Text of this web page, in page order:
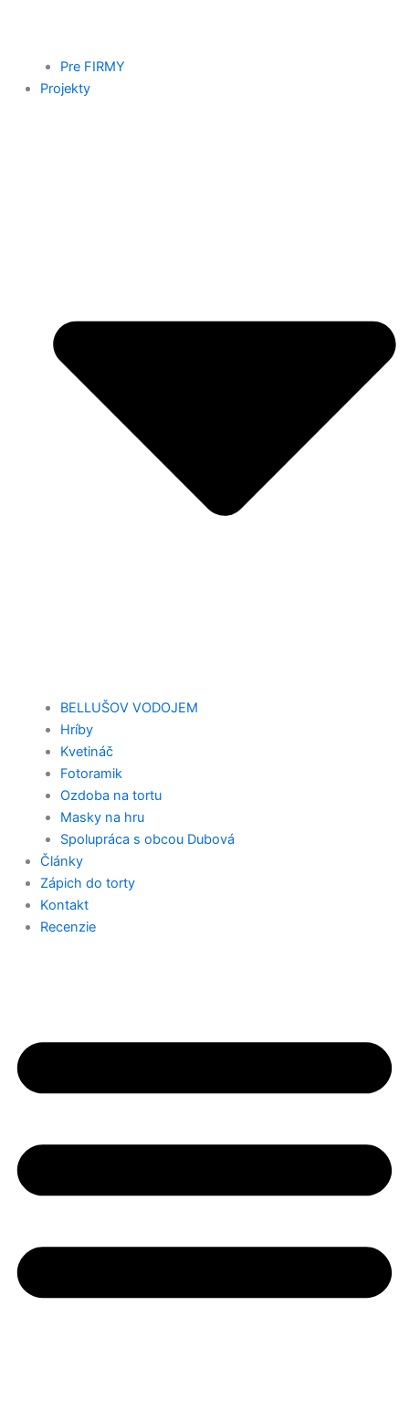
Pre FIRMY
Projekty
BELLUŠOV VODOJEM
Hríby
Kvetináč
Fotoramik
Ozdoba na tortu
Masky na hru
Spolupráca s obcou Dubová
Články
Zápich do torty
Kontakt
Recenzie